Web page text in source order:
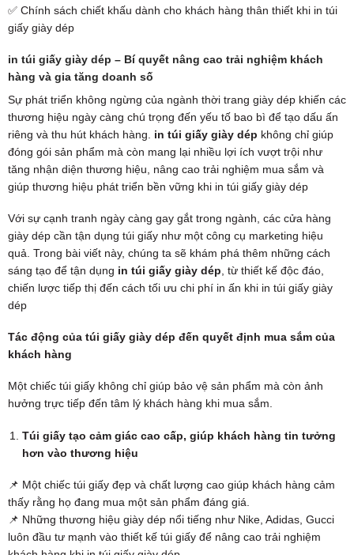
✅ Chính sách chiết khấu dành cho khách hàng thân thiết khi in túi
giấy giày dép
in túi giấy giày dép – Bí quyết nâng cao trải nghiệm khách
hàng và gia tăng doanh số
Sự phát triển không ngừng của ngành thời trang giày dép khiến các
thương hiệu ngày càng chú trọng đến yếu tố bao bì để tạo dấu ấn
riêng và thu hút khách hàng. in túi giấy giày dép không chỉ giúp
đóng gói sản phẩm mà còn mang lại nhiều lợi ích vượt trội như
tăng nhận diện thương hiệu, nâng cao trải nghiệm mua sắm và
giúp thương hiệu phát triển bền vững khi in túi giấy giày dép
Với sự cạnh tranh ngày càng gay gắt trong ngành, các cửa hàng
giày dép cần tận dụng túi giấy như một công cụ marketing hiệu
quả. Trong bài viết này, chúng ta sẽ khám phá thêm những cách
sáng tạo để tận dụng in túi giấy giày dép , từ thiết kế độc đáo,
chiến lược tiếp thị đến cách tối ưu chi phí in ấn khi in túi giấy giày
dép
Tác động của túi giấy giày dép đến quyết định mua sắm của
khách hàng
Một chiếc túi giấy không chỉ giúp bảo vệ sản phẩm mà còn ảnh
hưởng trực tiếp đến tâm lý khách hàng khi mua sắm.
Túi giấy tạo cảm giác cao cấp, giúp khách hàng tin tưởng
hơn vào thương hiệu
📌 Một chiếc túi giấy đẹp và chất lượng cao giúp khách hàng cảm
thấy rằng họ đang mua một sản phẩm đáng giá.
📌 Những thương hiệu giày dép nổi tiếng như Nike, Adidas, Gucci
luôn đầu tư mạnh vào thiết kế túi giấy để nâng cao trải nghiệm